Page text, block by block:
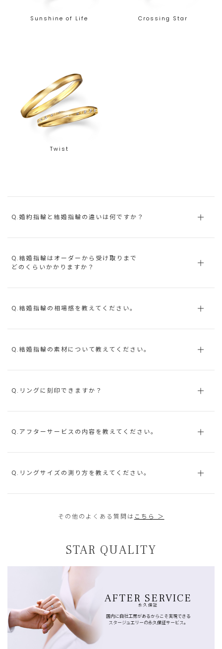
Sunshine of Life Crossing Star
Twist
Q.婚約指輪と結婚指輪の違いは何ですか？
Q.結婚指輪はオーダーから受け取りまで
どのくらいかかりますか？
Q.結婚指輪の相場感を教えてください。
Q.結婚指輪の素材について教えてください。
Q.リングに刻印できますか？
Q.アフターサービスの内容を教えてください。
Q.リングサイズの測り方を教えてください。
その他のよくある質問は こちら ＞
STAR QUALITY
AFTER SERVICE
永久保証
国内に自社工房があるからこそ実現できる
スタージュエリーの永久保証サービス。